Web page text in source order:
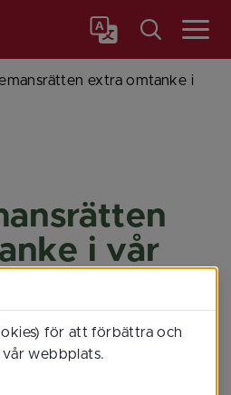
Meny
extra omtanke i
i vår
för att förbättra och
webbplats.